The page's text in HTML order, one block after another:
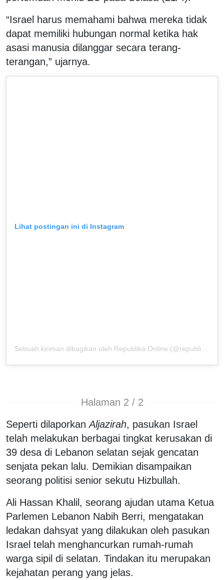
“Israel harus memahami bahwa mereka tidak
dapat memiliki hubungan normal ketika hak
asasi manusia dilanggar secara terang-
terangan,” ujarnya.
Lihat postingan ini di Instagram
Sebuah kiriman dibagikan oleh Republika Online (@republikaonline)
Halaman 2 / 2
Seperti dilaporkanAljazirah, pasukan Israel
telah melakukan berbagai tingkat kerusakan di
39 desa di Lebanon selatan sejak gencatan
senjata pekan lalu. Demikian disampaikan
seorang politisi senior sekutu Hizbullah.
Ali Hassan Khalil, seorang ajudan utama Ketua
Parlemen Lebanon Nabih Berri, mengatakan
ledakan dahsyat yang dilakukan oleh pasukan
Israel telah menghancurkan rumah-rumah
warga sipil di selatan. Tindakan itu merupakan
kejahatan perang yang jelas.